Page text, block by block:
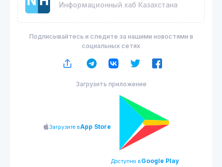
Информационный хаб Казахстана
Подписывайтесь и следите за нашими новостями в
социальных сетях
Загрузить приложение
Загрузите вApp Store
Доступно вGoogle Play